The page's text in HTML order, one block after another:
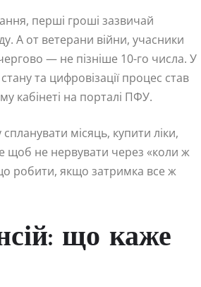
перші гроші зазвичай
А от ветерани війни, учасники
— не пізніше 10-го числа. У
та цифровізації процес став
кабінеті на порталі ПФУ.
місяць, купити ліки,
щоб не нервувати через «коли ж
що робити, якщо затримка все ж
що каже